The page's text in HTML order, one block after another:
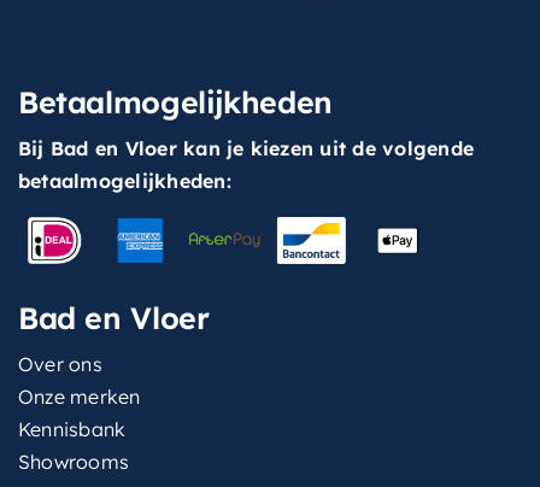
Betaalmogelijkheden
Bij Bad en Vloer kan je kiezen uit de volgende
betaalmogelijkheden:
Bad en Vloer
Over ons
Onze merken
Kennisbank
Showrooms